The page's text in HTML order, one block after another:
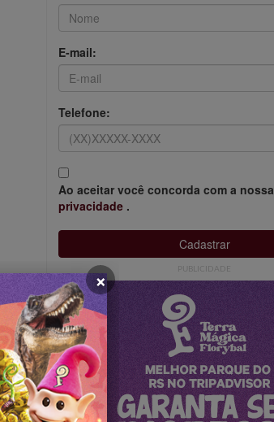
E-mail:
Telefone:
Ao aceitar você concorda com a nossa
privacidade .
Cadastrar
PUBLICIDADE
×